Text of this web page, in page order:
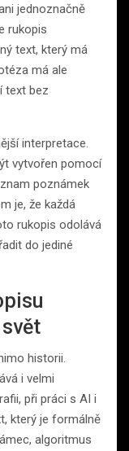
jednoznačně
rukopis
text, který má
má ale
text bez
interpretace.
vytvořen pomocí
poznámek
je, že každá
rukopis odolává
do jediné
historii.
i velmi
při práci s AI i
který je formálně
algoritmus